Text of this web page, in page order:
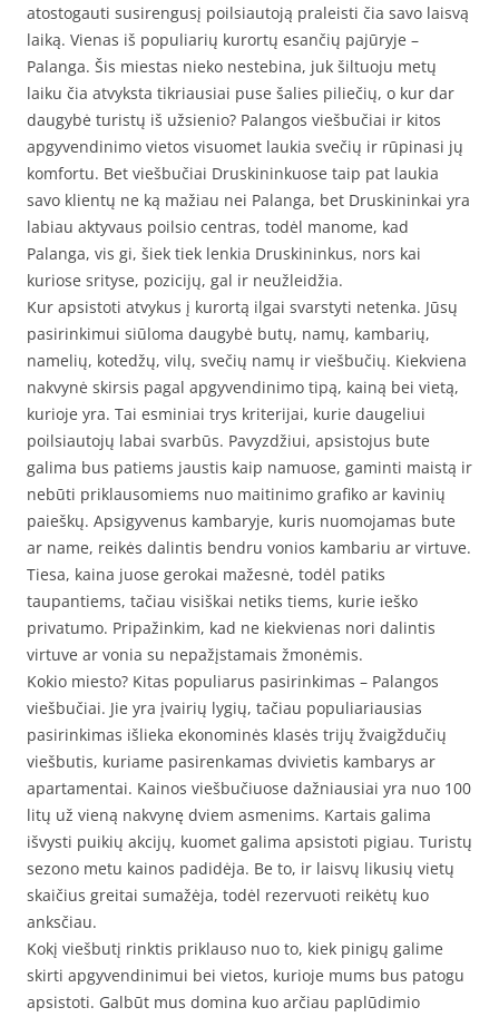
atostogauti susirengusį poilsiautoją praleisti čia savo laisvą
laiką. Vienas iš populiarių kurortų esančių pajūryje –
Palanga. Šis miestas nieko nestebina, juk šiltuoju metų
laiku čia atvyksta tikriausiai puse šalies piliečių, o kur dar
daugybė turistų iš užsienio? Palangos viešbučiai ir kitos
apgyvendinimo vietos visuomet laukia svečių ir rūpinasi jų
komfortu. Bet viešbučiai Druskininkuose taip pat laukia
savo klientų ne ką mažiau nei Palanga, bet Druskininkai yra
labiau aktyvaus poilsio centras, todėl manome, kad
Palanga, vis gi, šiek tiek lenkia Druskininkus, nors kai
kuriose srityse, pozicijų, gal ir neužleidžia.
Kur apsistoti atvykus į kurortą ilgai svarstyti netenka. Jūsų
pasirinkimui siūloma daugybė butų, namų, kambarių,
namelių, kotedžų, vilų, svečių namų ir viešbučių. Kiekviena
nakvynė skirsis pagal apgyvendinimo tipą, kainą bei vietą,
kurioje yra. Tai esminiai trys kriterijai, kurie daugeliui
poilsiautojų labai svarbūs. Pavyzdžiui, apsistojus bute
galima bus patiems jaustis kaip namuose, gaminti maistą ir
nebūti priklausomiems nuo maitinimo grafiko ar kavinių
paieškų. Apsigyvenus kambaryje, kuris nuomojamas bute
ar name, reikės dalintis bendru vonios kambariu ar virtuve.
Tiesa, kaina juose gerokai mažesnė, todėl patiks
taupantiems, tačiau visiškai netiks tiems, kurie ieško
privatumo. Pripažinkim, kad ne kiekvienas nori dalintis
virtuve ar vonia su nepažįstamais žmonėmis.
Kokio miesto? Kitas populiarus pasirinkimas – Palangos
viešbučiai. Jie yra įvairių lygių, tačiau populiariausias
pasirinkimas išlieka ekonominės klasės trijų žvaigždučių
viešbutis, kuriame pasirenkamas dvivietis kambarys ar
apartamentai. Kainos viešbučiuose dažniausiai yra nuo 100
litų už vieną nakvynę dviem asmenims. Kartais galima
išvysti puikių akcijų, kuomet galima apsistoti pigiau. Turistų
sezono metu kainos padidėja. Be to, ir laisvų likusių vietų
skaičius greitai sumažėja, todėl rezervuoti reikėtų kuo
anksčiau.
Kokį viešbutį rinktis priklauso nuo to, kiek pinigų galime
skirti apgyvendinimui bei vietos, kurioje mums bus patogu
apsistoti. Galbūt mus domina kuo arčiau paplūdimio